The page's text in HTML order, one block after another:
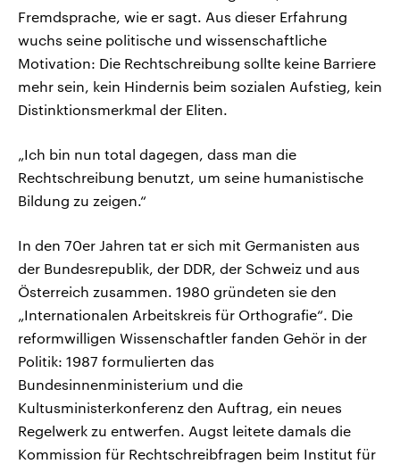
Fremdsprache, wie er sagt. Aus dieser Erfahrung
wuchs seine politische und wissenschaftliche
Motivation: Die Rechtschreibung sollte keine Barriere
mehr sein, kein Hindernis beim sozialen Aufstieg, kein
Distinktionsmerkmal der Eliten.
„Ich bin nun total dagegen, dass man die
Rechtschreibung benutzt, um seine humanistische
Bildung zu zeigen.“
In den 70er Jahren tat er sich mit Germanisten aus
der Bundesrepublik, der DDR, der Schweiz und aus
Österreich zusammen. 1980 gründeten sie den
„Internationalen Arbeitskreis für Orthografie“. Die
reformwilligen Wissenschaftler fanden Gehör in der
Politik: 1987 formulierten das
Bundesinnenministerium und die
Kultusministerkonferenz den Auftrag, ein neues
Regelwerk zu entwerfen. Augst leitete damals die
Kommission für Rechtschreibfragen beim Institut für